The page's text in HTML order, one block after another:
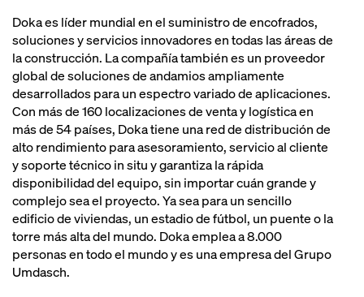
Doka es líder mundial en el suministro de encofrados,
soluciones y servicios innovadores en todas las áreas de
la construcción. La compañía también es un proveedor
global de soluciones de andamios ampliamente
desarrollados para un espectro variado de aplicaciones.
Con más de 160 localizaciones de venta y logística en
más de 54 países, Doka tiene una red de distribución de
alto rendimiento para asesoramiento, servicio al cliente
y soporte técnico in situ y garantiza la rápida
disponibilidad del equipo, sin importar cuán grande y
complejo sea el proyecto. Ya sea para un sencillo
edificio de viviendas, un estadio de fútbol, un puente o la
torre más alta del mundo. Doka emplea a 8.000
personas en todo el mundo y es una empresa del Grupo
Umdasch.